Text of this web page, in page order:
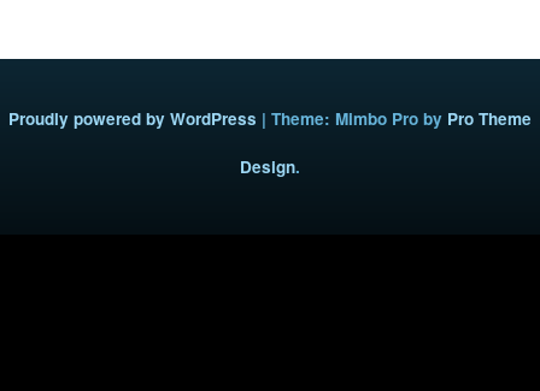
Proudly powered by WordPress | Theme: Mimbo Pro by Pro Theme
Design.